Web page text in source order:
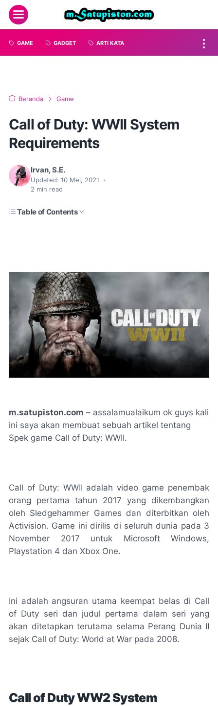
GAME GADGET ARTI KATA
Beranda Game
Call of Duty: WWII System
Requirements
Irvan, S.E.
Updated: 10 Mei, 2021
•
2 min read
Table of Contents
m.satupiston.com – assalamualaikum ok guys kali
ini saya akan membuat sebuah artikel tentang
Spek game Call of Duty: WWII.
Call of Duty: WWII adalah video game penembak
orang pertama tahun 2017 yang dikembangkan
oleh Sledgehammer Games dan diterbitkan oleh
Activision. Game ini dirilis di seluruh dunia pada 3
November 2017 untuk Microsoft Windows,
Playstation 4 dan Xbox One.
Ini adalah angsuran utama keempat belas di Call
of Duty seri dan judul pertama dalam seri yang
akan ditetapkan terutama selama Perang Dunia II
sejak Call of Duty: World at War pada 2008.
Call of Duty WW2 System